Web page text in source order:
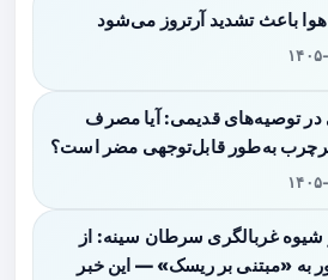
هوا باعث تشدید آرتروز می‌شود
۱۹
در توصیه‌های قدیمی: آیا مصرف
پرچرب به‌طور قابل‌توجهی مضر است؟
۱۹
شیوه غربالگری سرطان سینه: از
به «مبتنی بر ریسک» — این خبر